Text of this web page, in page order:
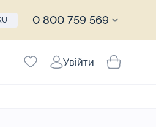
0 800 759 569
Увійти